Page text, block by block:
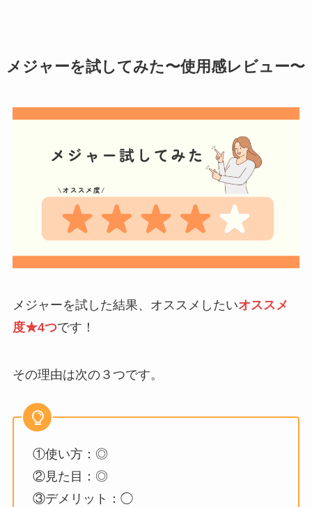
メジャーを試してみた〜使用感レビュー〜
メジャーを試した結果、オススメしたいオススメ
度★4つです！
その理由は次の３つです。
①使い方：◎
②見た目：◎
③デメリット：◯